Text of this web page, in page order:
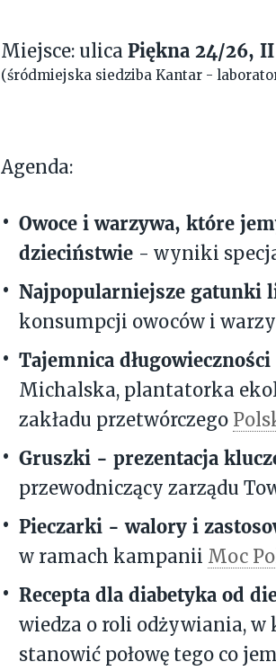
Miejsce: ulica Piękna 24/26,
(śródmiejska siedziba Kantar -
Agenda:
Owoce i warzywa, które
dzieciństwie - wyniki
Najpopularniejsze gatunki
konsumpcji owoców i
Tajemnica
Michalska, plantatorka
zakładu przetwórczego
Gruszki - prezentacja
przewodniczący zarządu
Pieczarki - walory i
w ramach kampanii Moc
Recepta dla diabetyka od
wiedza o roli odżywiania,
stanowić połowę tego co